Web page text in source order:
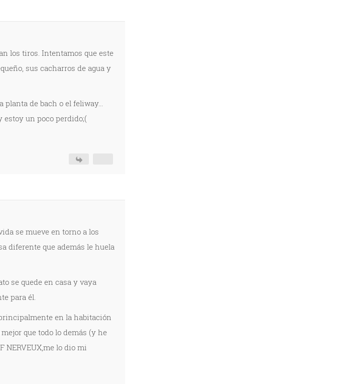
los tiros. Intentamos que este
sus cacharros de agua y
planta de bach o el feliway...
estoy un poco perdido;(
se mueve en torno a los
diferente que además le huela
se quede en casa y vaya
para él.
en la habitación
que todo lo demás (y he
NERVEUX,me lo dio mi